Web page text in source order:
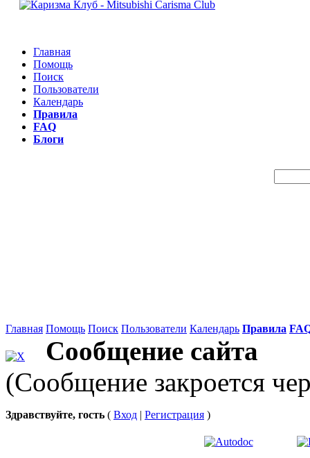
Главная
Помощь
Поиск
Пользователи
Календарь
Правила
FAQ
Блоги
Главная Помощь Поиск Пользователи Календарь Правила
Сообщение сайта
(Сообщение закроется
Здравствуйте, гость ( Вход | Регистрация )